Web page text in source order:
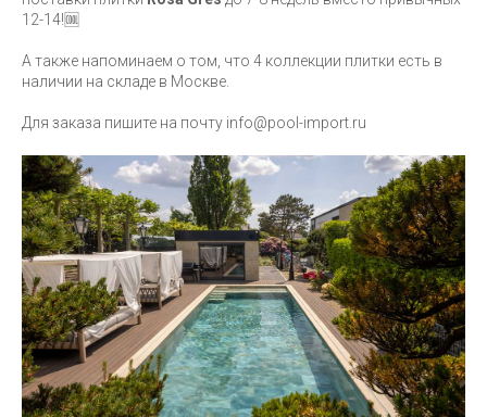
12-14!🆒
А также напоминаем о том, что 4 коллекции плитки есть в
наличии на складе в Москве.
Для заказа пишите на почту info@pool-import.ru